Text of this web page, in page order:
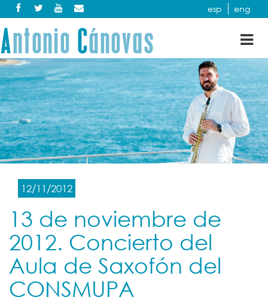
esp eng
12/11/2012
13 de noviembre de
2012. Concierto del
Aula de Saxofón del
CONSMUPA